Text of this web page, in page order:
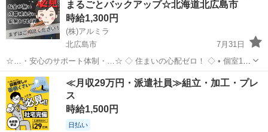
舗へ訪問する覆面調査・報告...まるごとバックアップ☆北海道北広島市
時給1,300円
(株)アルミラ
北広島市
7月31日
☆…・安心のサポート体制・…☆ ◇ 住まいの心配ゼロ！ ◇ • 個室1R
完全無料！ • 即日入寮OK！など ◇ 所持金ゼロでもスタートできる！
◇ • 食費・生活費のサポート • 移動費用...
北海道 北広島市 工場 完全無料
≪月収29万円・派遣社員≫組立・加工・プレ
ス
時給1,500円
日払い